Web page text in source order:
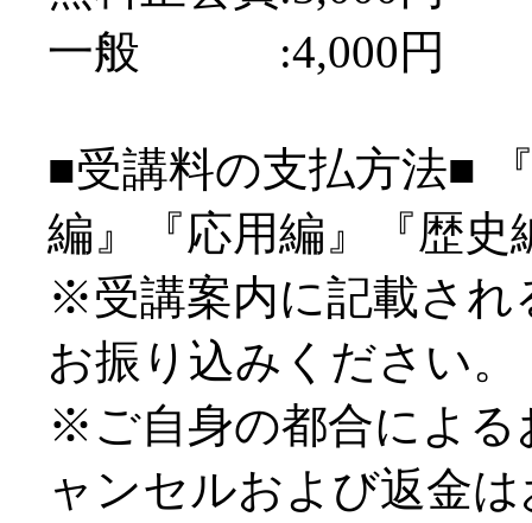
一般 :4,000円
■受講料の支払方法■
編』『応用編』『歴史
※受講案内に記載され
お振り込みください。
※ご自身の都合による
ャンセルおよび返金